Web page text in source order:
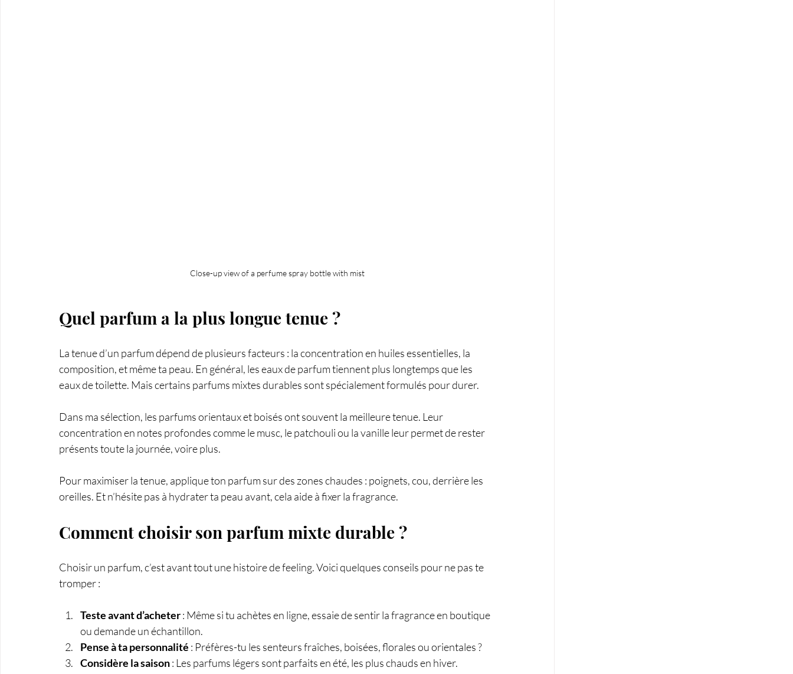
Close-up view of a perfume spray bottle with mist
Quel parfum a la plus longue tenue ?
La tenue d’un parfum dépend de plusieurs facteurs : la concentration en huiles essentielles, la
composition, et même ta peau. En général, les eaux de parfum tiennent plus longtemps que les
eaux de toilette. Mais certains parfums mixtes durables sont spécialement formulés pour durer.
Dans ma sélection, les parfums orientaux et boisés ont souvent la meilleure tenue. Leur
concentration en notes profondes comme le musc, le patchouli ou la vanille leur permet de rester
présents toute la journée, voire plus.
Pour maximiser la tenue, applique ton parfum sur des zones chaudes : poignets, cou, derrière les
oreilles. Et n’hésite pas à hydrater ta peau avant, cela aide à fixer la fragrance.
Comment choisir son parfum mixte durable ?
Choisir un parfum, c’est avant tout une histoire de feeling. Voici quelques conseils pour ne pas te
tromper :
Teste avant d’acheter : Même si tu achètes en ligne, essaie de sentir la fragrance en boutique
ou demande un échantillon.
Pense à ta personnalité : Préfères-tu les senteurs fraîches, boisées, florales ou orientales ?
Considère la saison : Les parfums légers sont parfaits en été, les plus chauds en hiver.